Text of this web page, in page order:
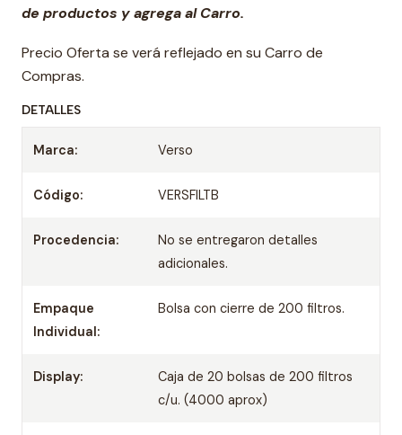
de productos y agrega al Carro.
Precio Oferta se verá reflejado en su Carro de
Compras.
DETALLES
Marca: Verso
Código: VERSFILTB
Procedencia:
No se entregaron detalles
adicionales.
Empaque
Individual:
Bolsa con cierre de 200 filtros.
Display:
Caja de 20 bolsas de 200 filtros
c/u. (4000 aprox)